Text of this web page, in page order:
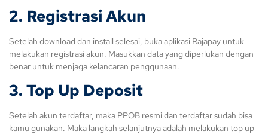
2. Registrasi Akun
Setelah download dan install selesai, buka aplikasi Rajapay untuk
melakukan registrasi akun. Masukkan data yang diperlukan dengan
benar untuk menjaga kelancaran penggunaan.
3. Top Up Deposit
Setelah akun terdaftar, maka PPOB resmi dan terdaftar sudah bisa
kamu gunakan. Maka langkah selanjutnya adalah melakukan top up